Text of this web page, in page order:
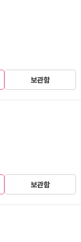
보관함
보관함